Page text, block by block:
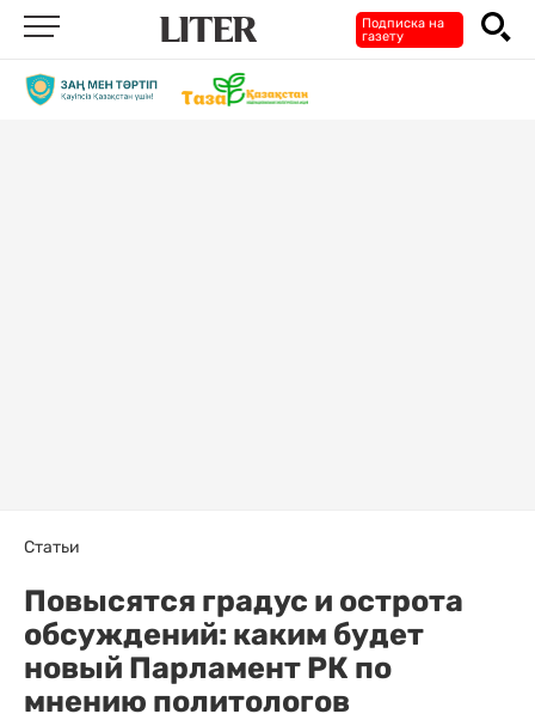
Подписка на
газету
Статьи
Повысятся градус и острота
обсуждений: каким будет
новый Парламент РК по
мнению политологов